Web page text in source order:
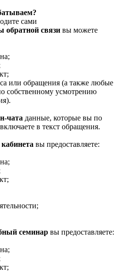
сами
обратной связи вы можете
или обращения (а также любые
собственному усмотрению
чата данные, которые вы по
в текст обращения.
вы предоставляете:
семинар вы предоставляете: